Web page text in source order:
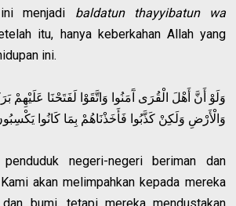
menjadi baldatun thayyibatun wa
itu, hanya keberkahan Allah yang
ini.
وَلَوْ أَنَّ أَهْلَ الْقُرَى آَمَنُوا وَاتَّقَوْا لَفَتَحْنَا عَلَيْهِمْ
وَالْأَرْضِ وَلَكِنْ كَذَّبُوا فَأَخَذْنَاهُمْ بِمَا كَانُوا
negeri-negeri beriman dan
akan melimpahkan kepada mereka